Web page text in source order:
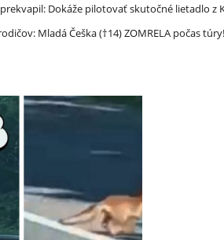
Dokáže pilotovať skutočné lietadlo z
Mladá Češka (†14) ZOMRELA počas